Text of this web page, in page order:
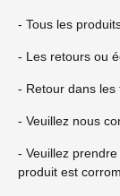
- Tous les
- Les retours ou
- Retour dans
- Veuillez nous
- Veuillez
produit est